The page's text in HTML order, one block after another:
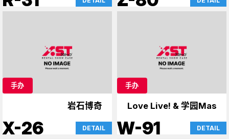
手办
岩石博奇
X-26 DETAIL
手办
Love Live! & 学园Mas
W-91 DETAIL